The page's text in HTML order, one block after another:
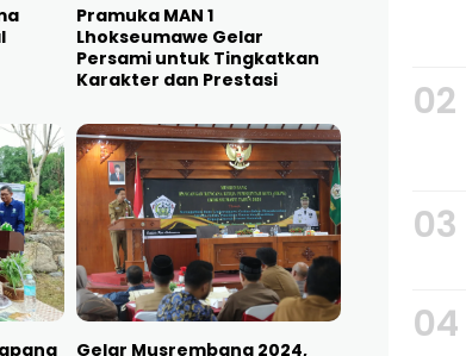
Pramuka MAN 1
Lhokseumawe Gelar
Persami untuk Tingkatkan
Karakter dan Prestasi
Gelar Musrembang 2024,
02
03
04